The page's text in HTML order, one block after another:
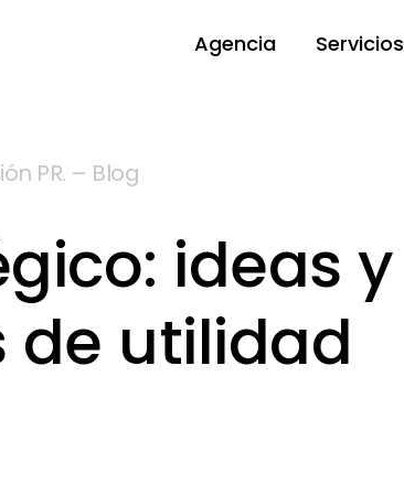
Agencia Servicios
PR. – Blog
ideas y
de utilidad